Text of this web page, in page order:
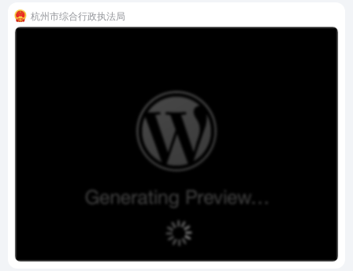
杭州市综合行政执法局